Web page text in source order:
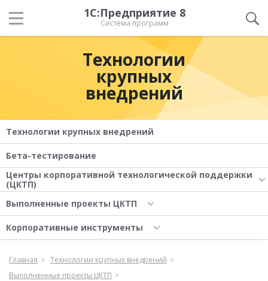
1С:Предприятие 8
Система программ
Технологии
крупных
внедрений
Технологии крупных внедрений
Бета-тестирование
Центры корпоративной технологической поддержки
(ЦКТП)
Выполненные проекты ЦКТП
Корпоративные инструменты
Главная
Технологии крупных внедрений
Выполненные проекты ЦКТП